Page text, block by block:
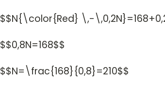
$$N{\color{Red} \,-
$$0,8N=168$$
$$N=\frac{168}{0,8}=210$$